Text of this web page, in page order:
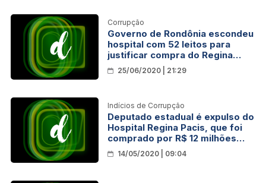
Corrupção
Governo de Rondônia escondeu
hospital com 52 leitos para
justificar compra do Regina
Pacis
25/06/2020 | 21:29
Indícios de Corrupção
Deputado estadual é expulso do
Hospital Regina Pacis, que foi
comprado por R$ 12 milhões
pelo Governo de Rondônia
14/05/2020 | 09:04